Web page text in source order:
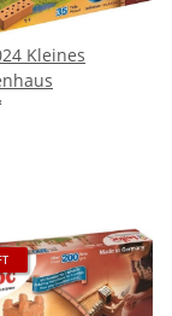
Kleines